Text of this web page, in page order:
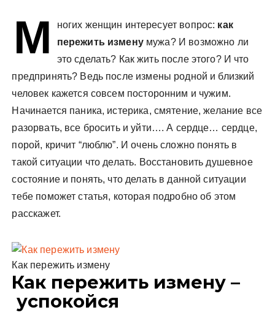
М ногих женщин интересует вопрос: как
пережить изменумужа? И возможно ли
это сделать? Как жить после этого? И что
предпринять? Ведь после измены родной и близкий
человек кажется совсем посторонним и чужим.
Начинается паника, истерика, смятение, желание все
разорвать, все бросить и уйти…. А сердце… сердце,
порой, кричит “люблю”. И очень сложно понять в
такой ситуации что делать. Восстановить душевное
состояние и понять, что делать в данной ситуации
тебе поможет статья, которая подробно об этом
расскажет.
Как пережить измену
Как пережить измену –
успокойся